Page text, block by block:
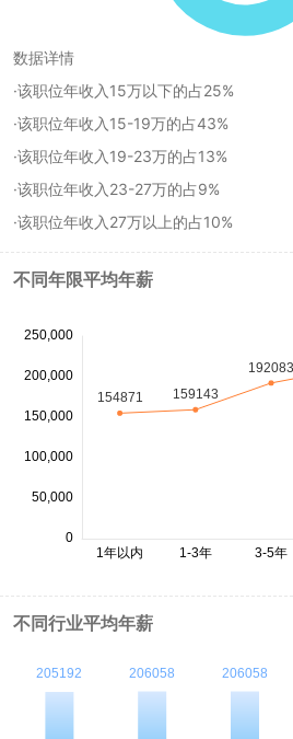
数据详情
·该职位年收入15万以下的占25%
·该职位年收入15-19万的占43%
·该职位年收入19-23万的占13%
·该职位年收入23-27万的占9%
·该职位年收入27万以上的占10%
不同年限平均年薪
不同行业平均年薪